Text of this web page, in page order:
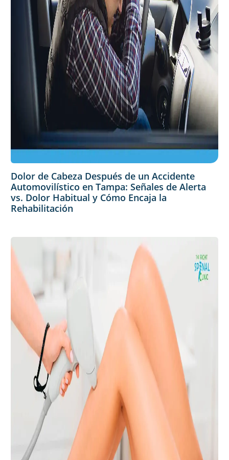
Dolor de Cabeza Después de un Accidente
Automovilístico en Tampa: Señales de Alerta
vs. Dolor Habitual y Cómo Encaja la
Rehabilitación